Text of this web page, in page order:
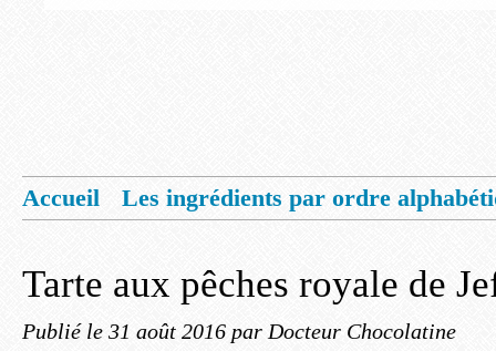
Accueil
Les ingrédients par ordre
Tarte aux pêches royale de
Publié le 31 août 2016 par Docteur Chocolatine